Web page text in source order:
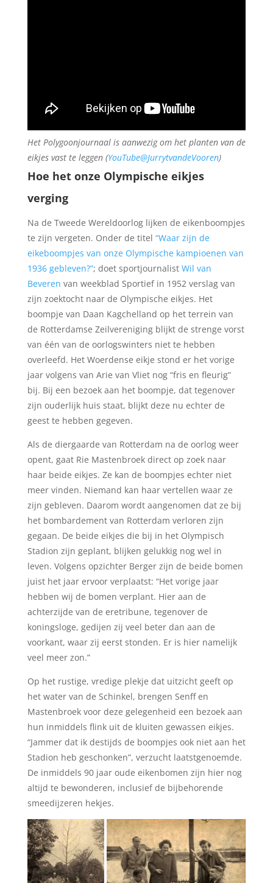
Het Polygoonjournaal is aanwezig om het planten van de
eikjes vast te leggen (YouTube@JurrytvandeVooren)
Hoe het onze Olympische eikjes
verging
Na de Tweede Wereldoorlog lijken de eikenboompjes
te zijn vergeten. Onder de titel “Waar zijn de
eikeboompjes van onze Olympische kampioenen van
1936 gebleven?”; doet sportjournalist Wil van
Beveren van weekblad Sportief in 1952 verslag van
zijn zoektocht naar de Olympische eikjes. Het
boompje van Daan Kagchelland op het terrein van
de Rotterdamse Zeilvereniging blijkt de strenge vorst
van één van de oorlogswinters niet te hebben
overleefd. Het Woerdense eikje stond er het vorige
jaar volgens van Arie van Vliet nog “fris en fleurig”
bij. Bij een bezoek aan het boompje, dat tegenover
zijn ouderlijk huis staat, blijkt deze nu echter de
geest te hebben gegeven.
Als de diergaarde van Rotterdam na de oorlog weer
opent, gaat Rie Mastenbroek direct op zoek naar
haar beide eikjes. Ze kan de boompjes echter niet
meer vinden. Niemand kan haar vertellen waar ze
zijn gebleven. Daarom wordt aangenomen dat ze bij
het bombardement van Rotterdam verloren zijn
gegaan. De beide eikjes die bij in het Olympisch
Stadion zijn geplant, blijken gelukkig nog wel in
leven. Volgens opzichter Berger zijn de beide bomen
juist het jaar ervoor verplaatst: “Het vorige jaar
hebben wij de bomen verplant. Hier aan de
achterzijde van de eretribune, tegenover de
koningsloge, gedijen zij veel beter dan aan de
voorkant, waar zij eerst stonden. Er is hier namelijk
veel meer zon.”
Op het rustige, vredige plekje dat uitzicht geeft op
het water van de Schinkel, brengen Senff en
Mastenbroek voor deze gelegenheid een bezoek aan
hun inmiddels flink uit de kluiten gewassen eikjes.
“Jammer dat ik destijds de boompjes ook niet aan het
Stadion heb geschonken”, verzucht laatstgenoemde.
De inmiddels 90 jaar oude eikenbomen zijn hier nog
altijd te bewonderen, inclusief de bijbehorende
smeedijzeren hekjes.